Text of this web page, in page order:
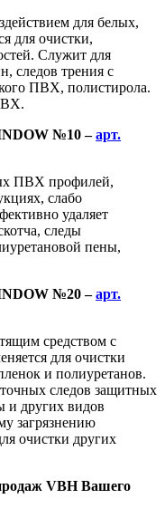
для белых,
для очистки,
Служит для
следов трения с
ПВХ, полистирола.
№10 –арт.
ПВХ профилей,
слабо
удаляет
следы
пены,
№20 –арт.
средством с
для очистки
и полиуретанов.
следов защитных
и других видов
загрязнению
очистки других
VBH Вашего